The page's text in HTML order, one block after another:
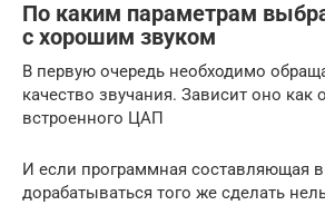
По каким параметрам
с хорошим звуком
В первую очередь необходимо
качество звучания. Зависит оно как
встроенного ЦАП
И если программная составляющая
дорабатываться того же сделать